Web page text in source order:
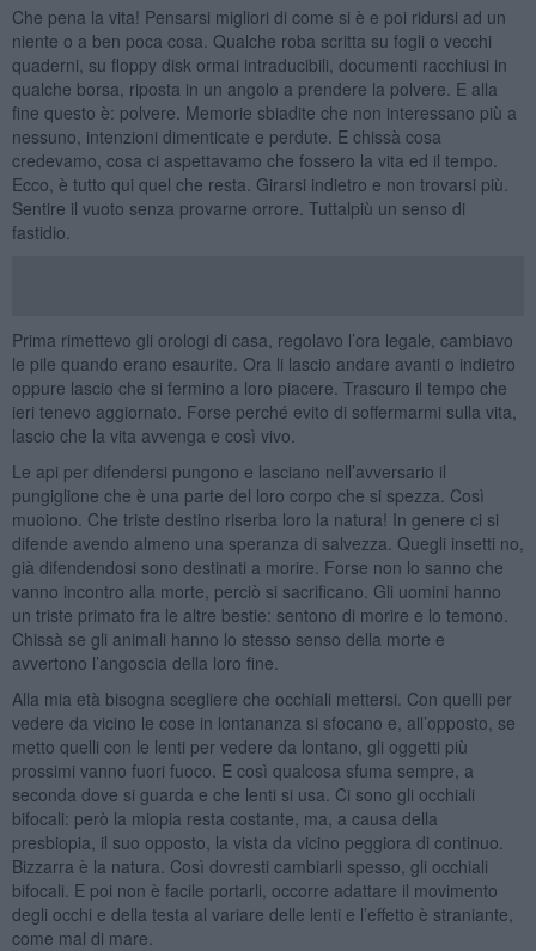
Che pena la vita! Pensarsi migliori di come si è e poi ridursi ad un
niente o a ben poca cosa. Qualche roba scritta su fogli o vecchi
quaderni, su floppy disk ormai intraducibili, documenti racchiusi in
qualche borsa, riposta in un angolo a prendere la polvere. E alla
fine questo è: polvere. Memorie sbiadite che non interessano più a
nessuno, intenzioni dimenticate e perdute. E chissà cosa
credevamo, cosa ci aspettavamo che fossero la vita ed il tempo.
Ecco, è tutto qui quel che resta. Girarsi indietro e non trovarsi più.
Sentire il vuoto senza provarne orrore. Tuttalpiù un senso di
fastidio.
Prima rimettevo gli orologi di casa, regolavo l’ora legale, cambiavo
le pile quando erano esaurite. Ora li lascio andare avanti o indietro
oppure lascio che si fermino a loro piacere. Trascuro il tempo che
ieri tenevo aggiornato. Forse perché evito di soffermarmi sulla vita,
lascio che la vita avvenga e così vivo.
Le api per difendersi pungono e lasciano nell’avversario il
pungiglione che è una parte del loro corpo che si spezza. Così
muoiono. Che triste destino riserba loro la natura! In genere ci si
difende avendo almeno una speranza di salvezza. Quegli insetti no,
già difendendosi sono destinati a morire. Forse non lo sanno che
vanno incontro alla morte, perciò si sacrificano. Gli uomini hanno
un triste primato fra le altre bestie: sentono di morire e lo temono.
Chissà se gli animali hanno lo stesso senso della morte e
avvertono l’angoscia della loro fine.
Alla mia età bisogna scegliere che occhiali mettersi. Con quelli per
vedere da vicino le cose in lontananza si sfocano e, all’opposto, se
metto quelli con le lenti per vedere da lontano, gli oggetti più
prossimi vanno fuori fuoco. E così qualcosa sfuma sempre, a
seconda dove si guarda e che lenti si usa. Ci sono gli occhiali
bifocali: però la miopia resta costante, ma, a causa della
presbiopia, il suo opposto, la vista da vicino peggiora di continuo.
Bizzarra è la natura. Così dovresti cambiarli spesso, gli occhiali
bifocali. E poi non è facile portarli, occorre adattare il movimento
degli occhi e della testa al variare delle lenti e l’effetto è straniante,
come mal di mare.